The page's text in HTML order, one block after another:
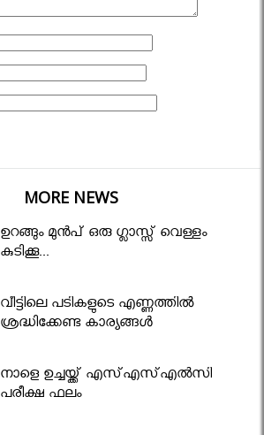
MORE NEWS
ഉറങ്ങും മുന്‍പ് ഒരു ഗ്ലാസ്സ് വെള്ളം
കുടിക്കൂ...
വീട്ടിലെ പടികളുടെ എണ്ണത്തിൽ
ശ്രദ്ധിക്കേണ്ട കാര്യങ്ങൾ
നാളെ ഉച്ചയ്ക്ക് എസ്എസ്എല്‍സി
പരീക്ഷ ഫലം